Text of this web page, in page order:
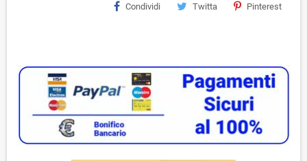
Condividi Twitta Pinterest